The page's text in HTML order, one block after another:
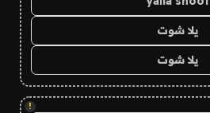
يلا شوت
يلا شوت
!